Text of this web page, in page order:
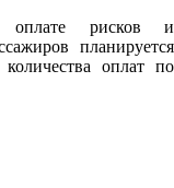
оплате рисков и
планируется
оплат по